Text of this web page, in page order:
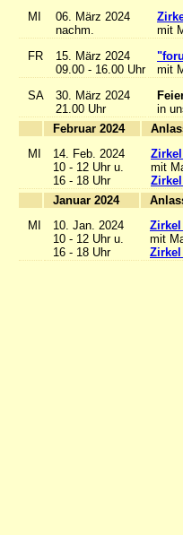
MI
06. März 2024
nachm.
mit
FR
15. März 2024
09.00 - 16.00 Uhr
mit
SA
30. März 2024
21.00 Uhr
in
Februar 2024
MI
14. Feb. 2024
10 - 12 Uhr u.
16 - 18 Uhr
mit
Januar 2024
MI
10. Jan. 2024
10 - 12 Uhr u.
16 - 18 Uhr
mit